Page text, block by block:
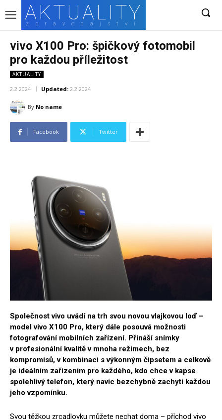
AKTUALITY
zpravodajství
vivo X100 Pro: špičkový fotomobil
pro každou příležitost
AKTUALITY
2.2.2024 Updated: 2.2.2024
By No name
Facebook Twitter
Společnost vivo uvádí na trh svou novou vlajkovou loď –
model vivo X100 Pro, který dále posouvá možnosti
fotografování mobilních zařízení. Přináší snímky
v profesionální kvalitě v mnoha režimech, bez
kompromisů, v kombinaci s výkonným čipsetem a celkově
je ideálním zařízením pro každého, kdo chce v kapse
spolehlivý telefon, který navíc bezchybně zachytí každou
jeho vzpomínku.
Svou těžkou zrcadlovku můžete nechat doma – příchod vivo